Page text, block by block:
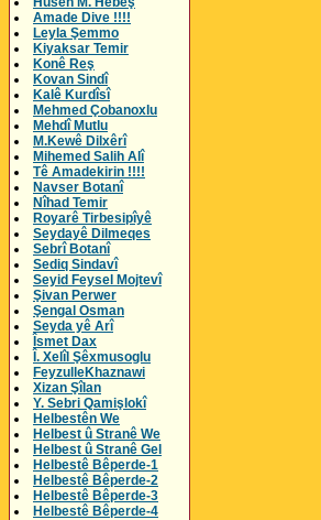
Amade Dive !!!!
Leyla Şemmo
Kiyaksar Temir
Konê Reş
Kovan Sindî
Kalê Kurdîsî
Mehmed Çobanoxlu
Mehdî Mutlu
M.Kewê Dilxêrî
Mihemed Salih Alî
Tê Amadekirin !!!!
Navser Botanî
Nîhad Temir
Royarê Tirbesipîyê
Seydayê Dilmeqes
Sebrî Botanî
Sediq Sindavî
Seyid Feysel Mojtevî
Şivan Perwer
Şengal Osman
Seyda yê Arî
Îsmet Dax
Î. Xelîl Şêxmusoglu
FeyzulleKhaznawi
Xizan Şîlan
Y. Sebri Qamişlokî
Helbestên We
Helbest û Stranê We
Helbest û Stranê Gel
Helbestê Bêperde-1
Helbestê Bêperde-2
Helbestê Bêperde-3
Helbestê Bêperde-4